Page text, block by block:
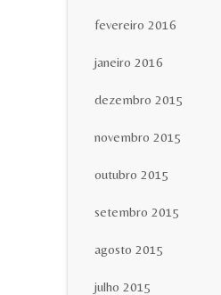
fevereiro 2016
janeiro 2016
dezembro 2015
novembro 2015
outubro 2015
setembro 2015
agosto 2015
julho 2015